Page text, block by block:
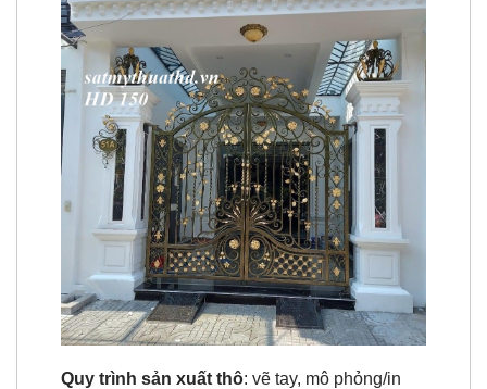
Quy trình sản xuất thô: vẽ tay, mô phỏng/in